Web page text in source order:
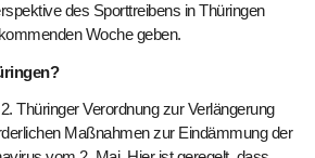
des Sporttreibens in Thüringen
Woche geben.
Thüringer Verordnung zur Verlängerung
Maßnahmen zur Eindämmung der